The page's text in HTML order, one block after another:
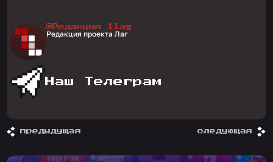
@Редакция 1lag
Редакция проекта Лаг
Наш Телеграм
предыдущая следующая